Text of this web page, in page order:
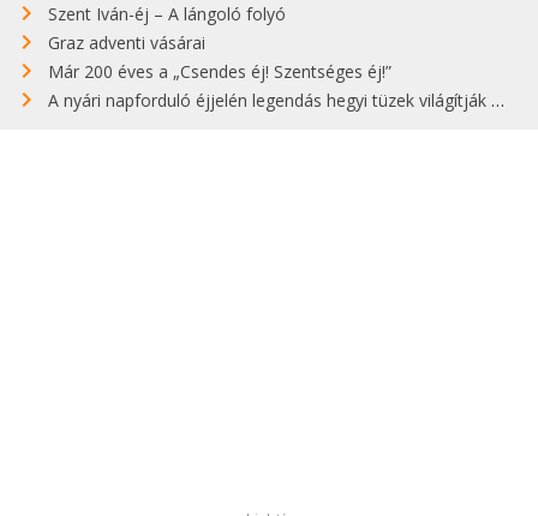
Szent Iván-éj – A lángoló folyó
Graz adventi vásárai
Már 200 éves a „Csendes éj! Szentséges éj!”
A nyári napforduló éjjelén legendás hegyi tüzek világítják meg Zugspitzét